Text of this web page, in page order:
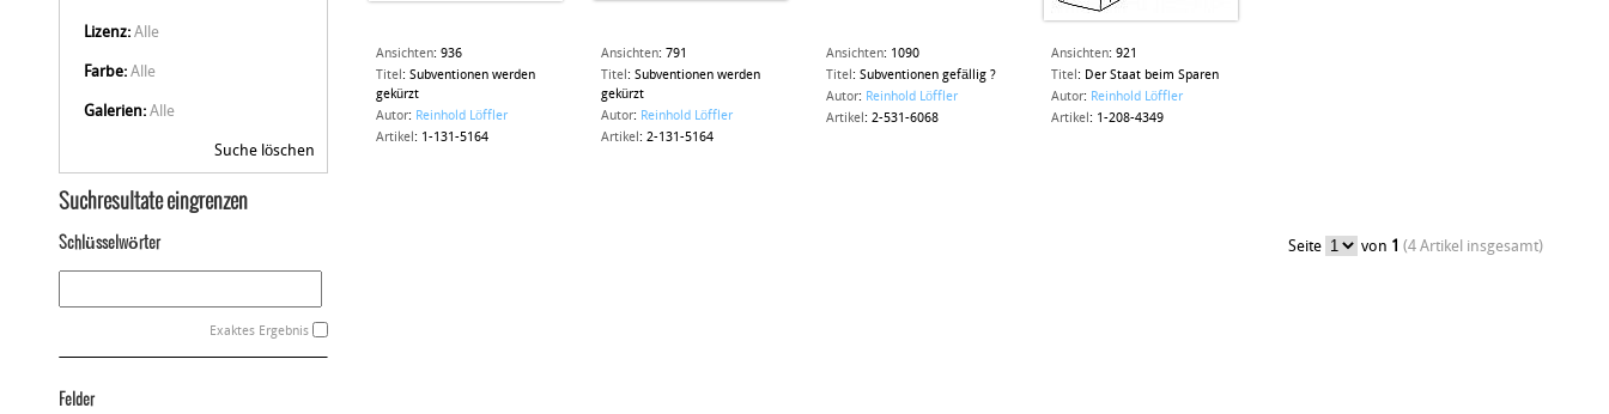
Lizenz: Alle
Farbe: Alle
Galerien: Alle
Suche löschen
Suchresultate eingrenzen
Schlüsselwörter
Exaktes Ergebnis
Felder
Ansichten: 936
Titel : Subventionen werden
gekürzt
Autor: Reinhold Löffler
Artikel : 1-131-5164
Ansichten: 791
Titel : Subventionen werden
gekürzt
Autor: Reinhold Löffler
Artikel : 2-131-5164
Ansichten: 1090
Titel : Subventionen gefällig ?
Autor: Reinhold Löffler
Artikel : 2-531-6068
Ansichten: 921
Titel : Der Staat beim Sparen
Autor: Reinhold Löffler
Artikel : 1-208-4349
Seite von 1 (4 Artikel insgesamt)